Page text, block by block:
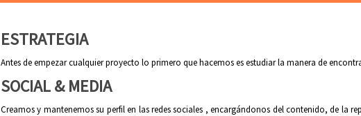
ESTRATEGIA
Antes de empezar cualquier proyecto lo primero que hacemos es estudiar la manera de
SOCIAL & MEDIA
Creamos y mantenemos su perfil en las redes sociales , encargándonos del contenido, de la